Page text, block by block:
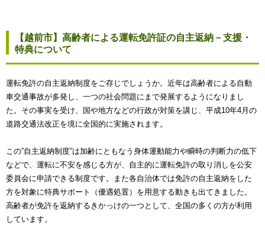
【越前市】高齢者による運転免許証の自主返納－支援・
特典について
運転免許の自主返納制度をご存じでしょうか。近年は高齢者による自動
車交通事故が多発し、一つの社会問題にまで発展するようになりまし
た。その事実を受け、国や地方などの行政が対策を講じ、平成10年4月の
道路交通法改正を境に全国的に実施されます。
この”自主返納制度”は加齢にともなう身体運動能力や瞬時の判断力の低下
などで、運転に不安を感じる方が、自主的に運転免許の取り消しを公安
委員会に申請できる制度です。また各自治体では免許の自主返納をした
方を対象に特典サポート（優遇処置）を用意する動きも出てきました。
高齢者が免許を返納するきかっけの一つとして、全国の多くの方が利用
しています。